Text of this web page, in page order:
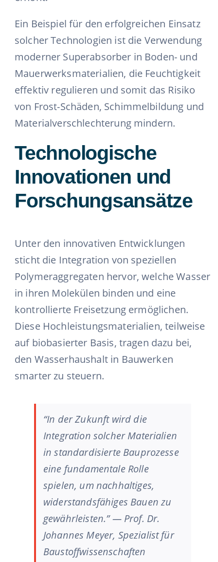
Ein Beispiel für den erfolgreichen Einsatz
solcher Technologien ist die Verwendung
moderner Superabsorber in Boden- und
Mauerwerksmaterialien, die Feuchtigkeit
effektiv regulieren und somit das Risiko
von Frost-Schäden, Schimmelbildung und
Materialverschlechterung mindern.
Technologische
Innovationen und
Forschungsansätze
Unter den innovativen Entwicklungen
sticht die Integration von speziellen
Polymeraggregaten hervor, welche Wasser
in ihren Molekülen binden und eine
kontrollierte Freisetzung ermöglichen.
Diese Hochleistungsmaterialien, teilweise
auf biobasierter Basis, tragen dazu bei,
den Wasserhaushalt in Bauwerken
smarter zu steuern.
“In der Zukunft wird die
Integration solcher Materialien
in standardisierte Bauprozesse
eine fundamentale Rolle
spielen, um nachhaltiges,
widerstandsfähiges Bauen zu
gewährleisten.” — Prof. Dr.
Johannes Meyer, Spezialist für
Baustoffwissenschaften